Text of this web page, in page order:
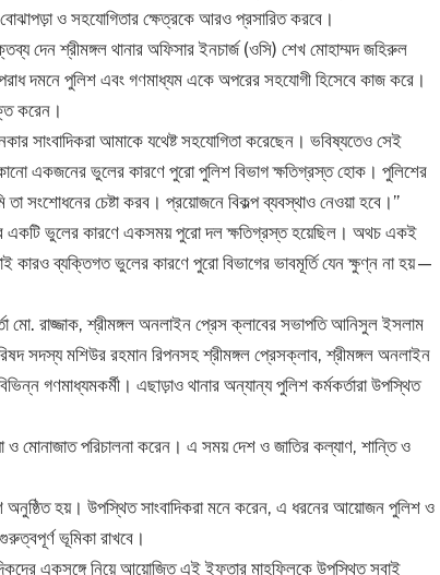
ও সহযোগিতার ক্ষেত্রকে আরও প্রসারিত করবে।
দেন শ্রীমঙ্গল থানার অফিসার ইনচার্জ (ওসি) শেখ মোহাম্মদ জহিরুল
দমনে পুলিশ এবং গণমাধ্যম একে অপরের সহযোগী হিসেবে কাজ করে।
করেন।
সাংবাদিকরা আমাকে যথেষ্ট সহযোগিতা করেছেন। ভবিষ্যতেও সেই
একজনের ভুলের কারণে পুরো পুলিশ বিভাগ ক্ষতিগ্রস্ত হোক। পুলিশের
সংশোধনের চেষ্টা করব। প্রয়োজনে বিকল্প ব্যবস্থাও নেওয়া হবে।”
একটি ভুলের কারণে একসময় পুরো দল ক্ষতিগ্রস্ত হয়েছিল। অথচ একই
ব্যক্তিগত ভুলের কারণে পুরো বিভাগের ভাবমূর্তি যেন ক্ষুণ্ন না হয়—
মো. রাজ্জাক, শ্রীমঙ্গল অনলাইন প্রেস ক্লাবের সভাপতি আনিসুল ইসলাম
সদস্য মশিউর রহমান রিপনসহ শ্রীমঙ্গল প্রেসক্লাব, শ্রীমঙ্গল অনলাইন
গণমাধ্যমকর্মী। এছাড়াও থানার অন্যান্য পুলিশ কর্মকর্তারা উপস্থিত
মোনাজাত পরিচালনা করেন। এ সময় দেশ ও জাতির কল্যাণ, শান্তি ও
অনুষ্ঠিত হয়। উপস্থিত সাংবাদিকরা মনে করেন, এ ধরনের আয়োজন পুলিশ ও
ভূমিকা রাখবে।
একসঙ্গে নিয়ে আয়োজিত এই ইফতার মাহফিলকে উপস্থিত সবাই